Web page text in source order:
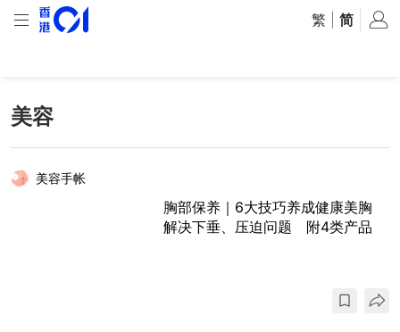
繁 简
美容
美容手帐
胸部保养｜6大技巧养成健康美胸
解决下垂、压迫问题 附4类产品